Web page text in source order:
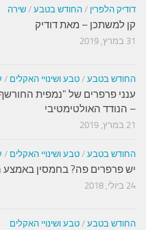
דודיק הלפרין / החודש בטבע / שירה
קן למשתכן – מאת דודיק
31 במרץ, 2019
החודש בטבע / טבע ושינויי האקלים /
ענני פרפרים של "נמפית
– הנודד האולטימטיבי
21 במרץ, 2019
החודש בטבע / טבע ושינויי האקלים /
יש פרפרים פה? בחמסין באמצע
24 ביולי, 2018
החודש בטבע / טבע ושינויי האקלים